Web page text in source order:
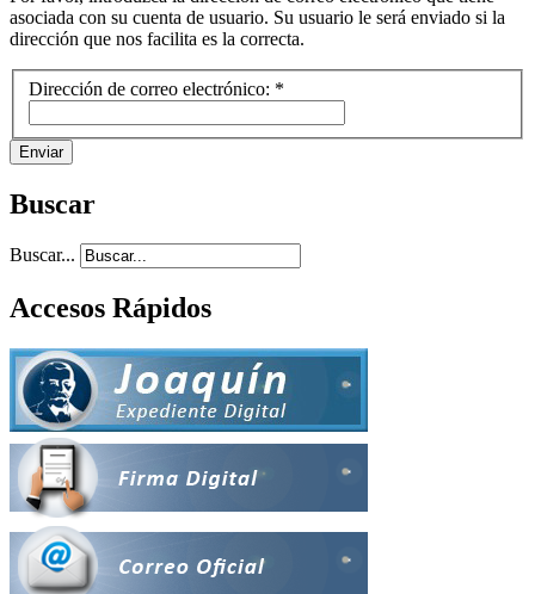
asociada con su cuenta de usuario. Su usuario le será enviado si la
dirección que nos facilita es la correcta.
Dirección de correo electrónico: *
Enviar
Buscar
Buscar...
Accesos Rápidos